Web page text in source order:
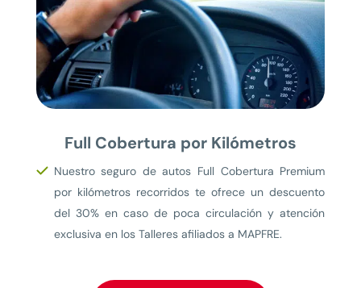
Full Cobertura por Kilómetros
Nuestro seguro de autos Full Cobertura Premium
por kilómetros recorridos te ofrece un descuento
del 30% en caso de poca circulación y atención
exclusiva en los Talleres afiliados a MAPFRE.